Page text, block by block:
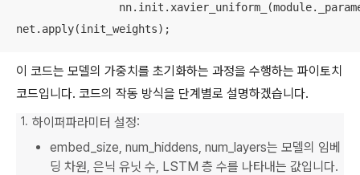
net.apply(init_weights);
이 코드는 모델의 가중치를 초기화하는 과정을 수행하는 파이토치
코드입니다. 코드의 작동 방식을 단계별로 설명하겠습니다.
하이퍼파라미터 설정:
embed_size, num_hiddens, num_layers는 모델의 임베
딩 차원, 은닉 유닛 수, LSTM 층 수를 나타내는 값입니다.